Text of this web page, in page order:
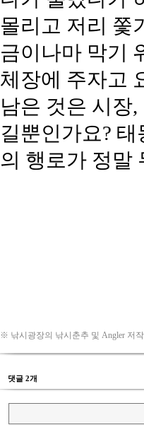
※ 낚시광장의 낚시춘추 및 Angler 저
댓글 2개